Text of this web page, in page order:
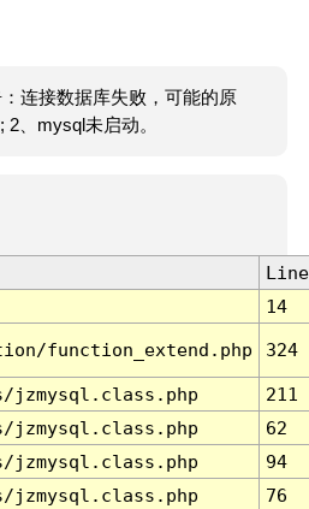
连接数据库失败，可能的原
、mysql未启动。
Line
14
function_extend.php 324
jzmysql.class.php
211
jzmysql.class.php
62
jzmysql.class.php
94
jzmysql.class.php 76